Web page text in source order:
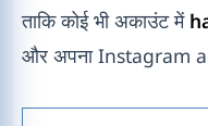
ताकि कोई भी अकाउंट में
और अपना Instagram